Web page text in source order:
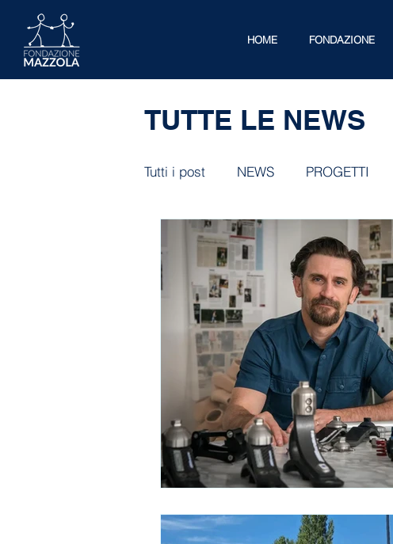
HOME FONDAZIONE
TUTTE LE NEWS
Tutti i post NEWS PROGETTI